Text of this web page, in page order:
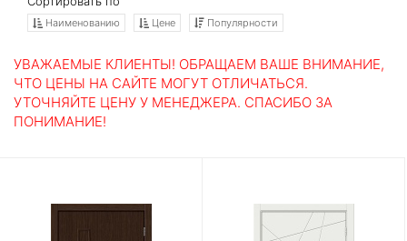
Наименованию Цене Популярности
УВАЖАЕМЫЕ КЛИЕНТЫ! ОБРАЩАЕМ ВАШЕ ВНИМАНИЕ,
ЧТО ЦЕНЫ НА САЙТЕ МОГУТ ОТЛИЧАТЬСЯ.
УТОЧНЯЙТЕ ЦЕНУ У МЕНЕДЖЕРА. СПАСИБО ЗА
ПОНИМАНИЕ!